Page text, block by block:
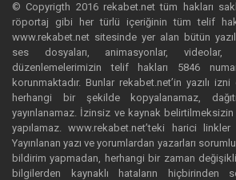
© Copyrigth 2016 rekabet.net tüm hakları
röportaj gibi her türlü içeriğinin tüm telif
www.rekabet.net sitesinde yer alan bütün
ses dosyaları, animasyonlar,
düzenlemelerimizin telif hakları 5846
korunmaktadır. Bunlar rekabet.net’in yazılı
herhangi bir şekilde kopyalanamaz,
yayınlanamaz. İzinsiz ve kaynak belirtilmeksizin
yapılamaz. www.rekabet.net’teki harici
Yayınlanan yazı ve yorumlardan yazarları
bildirim yapmadan, herhangi bir zaman
bilgilerden kaynaklı hataların hiçbirinden